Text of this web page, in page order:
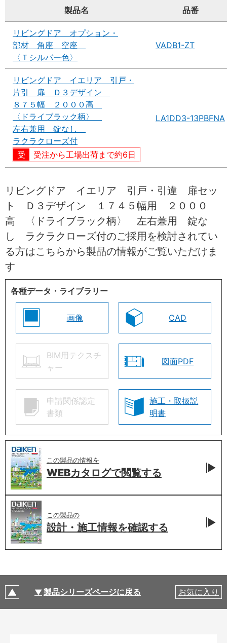
製品名 品番
リビングドア オプション・
部材 角座 空座
〈Ｔシルバー色〉
VADB1-ZT
リビングドア イエリア 引戸・
片引 扉 Ｄ３デザイン
８７５幅 ２０００高
〈ドライブラック柄〉
左右兼用 錠なし
ラクラクローズ付
受注から工場出荷まで約6日
LA1DD3-13PBFNA
リビングドア イエリア 引戸・引違 扉セッ
ト Ｄ３デザイン １７４５幅用 ２０００
高 〈ドライブラック柄〉 左右兼用 錠な
し ラクラクローズ付のご採用を検討されてい
る方はこちらから製品の情報がご覧いただけま
す
各種データ・ライブラリー
画像 CAD
BIM用テクスチ
ャー
図面PDF
申請関係認定
書類
施工・取扱説
明書
この製品の情報を
WEBカタログで閲覧する
この製品の
設計・施工情報を確認する
製品シリーズページに戻る お気に入り